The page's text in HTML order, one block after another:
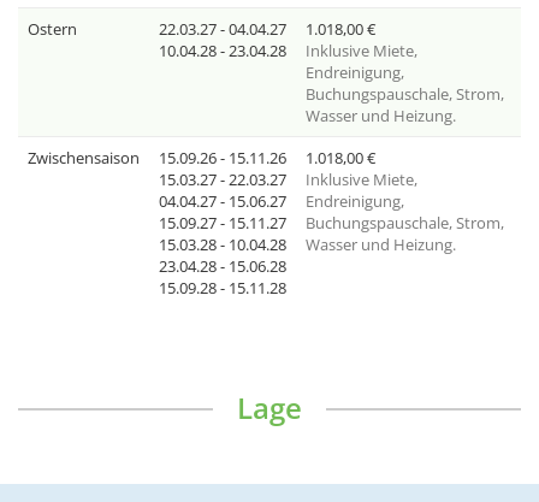
Ostern
22.03.27 - 04.04.27
10.04.28 - 23.04.28
1.018,00€
Inklusive Miete,
Endreinigung,
Buchungspauschale, Strom,
Wasser und Heizung.
Zwischensaison
15.09.26 - 15.11.26
15.03.27 - 22.03.27
04.04.27 - 15.06.27
15.09.27 - 15.11.27
15.03.28 - 10.04.28
23.04.28 - 15.06.28
15.09.28 - 15.11.28
1.018,00€
Inklusive Miete,
Endreinigung,
Buchungspauschale, Strom,
Wasser und Heizung.
Lage